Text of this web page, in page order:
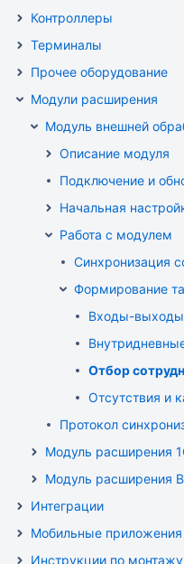
действий
быстрому
Контроллеры
Терминалы
Прочее оборудование
Модули расширения
Модуль внешней
Описание модуля
Подключение и
Начальная
Работа с модулем
Синхронизация
Формирование
Входы-выходы
Отбор
Отсутствия и
Протокол
Модуль расширения
Модуль расширения
Интеграции
Мобильные приложения
Инструкции по монтажу